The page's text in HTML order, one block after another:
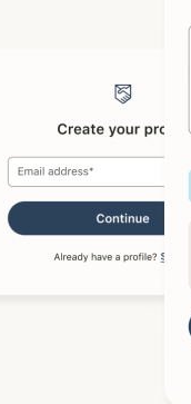
geöffnet)